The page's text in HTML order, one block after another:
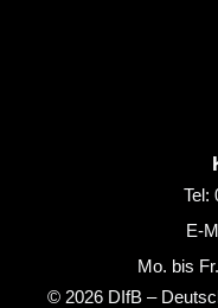
Tel:
E-
Mo. bis
© 2026 DIfB –